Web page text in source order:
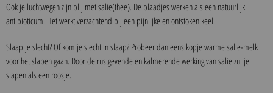
Ook je luchtwegen zijn blij met salie(thee). De blaadjes werken als een natuurlijk
antibioticum. Het werkt verzachtend bij een pijnlijke en ontstoken keel.
Slaap je slecht? Of kom je slecht in slaap? Probeer dan eens kopje warme salie-melk
voor het slapen gaan. Door de rustgevende en kalmerende werking van salie zul je
slapen als een roosje.